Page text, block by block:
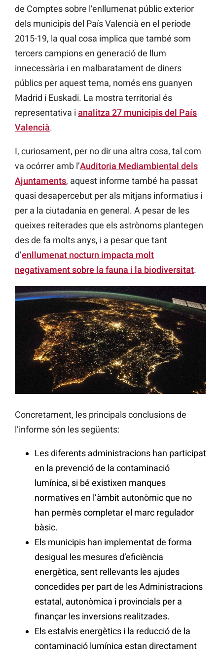
de Comptes sobre l’enllumenat públic exterior
dels municipis del País Valencià en el període
2015-19, la qual cosa implica que també som
tercers campions en generació de llum
innecessària i en malbaratament de diners
públics per aquest tema, només ens guanyen
Madrid i Euskadi. La mostra territorial és
representativa i analitza 27 municipis del País
Valencià.
I, curiosament, per no dir una altra cosa, tal com
va ocórrer amb l’Auditoria Mediambiental dels
Ajuntaments, aquest informe també ha passat
quasi desapercebut per als mitjans informatius i
per a la ciutadania en general. A pesar de les
queixes reiterades que els astrònoms plantegen
des de fa molts anys, i a pesar que tant
d’enllumenat nocturn impacta molt
negativament sobre la fauna i la biodiversitat.
Concretament, les principals conclusions de
l’informe són les següents:
Les diferents administracions han participat
en la prevenció de la contaminació
lumínica, si bé existixen manques
normatives en l’àmbit autonòmic que no
han permès completar el marc regulador
bàsic.
Els municipis han implementat de forma
desigual les mesures d’eficiència
energètica, sent rellevants les ajudes
concedides per part de les Administracions
estatal, autonòmica i provincials per a
finançar les inversions realitzades.
Els estalvis energètics i la reducció de la
contaminació lumínica estan directament